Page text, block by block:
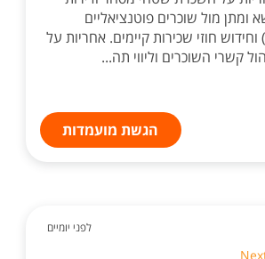
ומתן מול שוכרים פוטנציאליים
וחידוש חוזי שכירות קיימים. אחריות על
קשרי השוכרים וליווי תה...
הגשת מועמדות
לפני יומיים